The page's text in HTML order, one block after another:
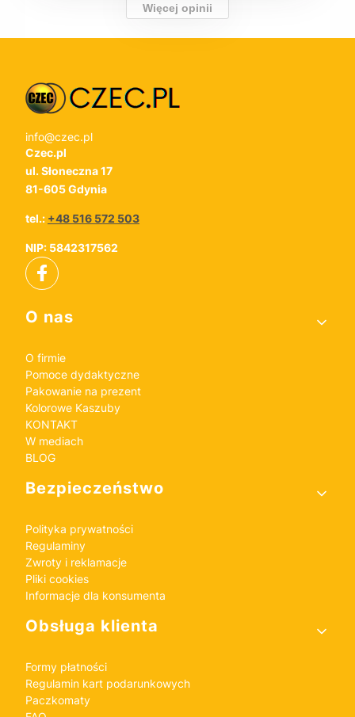
Więcej opinii
info@czec.pl
Czec.pl
ul. Słoneczna 17
81-605 Gdynia
tel.: +48 516 572 503
NIP: 5842317562
Linki w stopce
O nas
O firmie
Pomoce dydaktyczne
Pakowanie na prezent
Kolorowe Kaszuby
KONTAKT
W mediach
BLOG
Bezpieczeństwo
Polityka prywatności
Regulaminy
Zwroty i reklamacje
Pliki cookies
Informacje dla konsumenta
Obsługa klienta
Formy płatności
Regulamin kart podarunkowych
Paczkomaty